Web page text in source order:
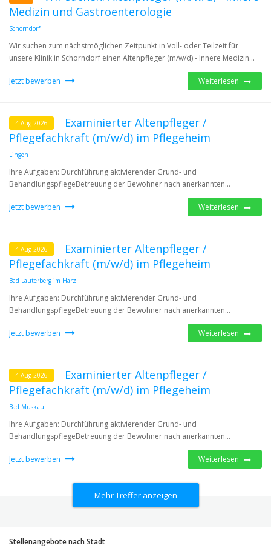
Medizin und Gastroenterologie
Schorndorf
Wir suchen zum nächstmöglichen Zeitpunkt in Voll- oder Teilzeit für
unsere Klinik in Schorndorf einen Altenpfleger (m/w/d) - Innere Medizin...
Jetzt bewerben Weiterlesen
4 Aug 2026
Examinierter Altenpfleger /
Pflegefachkraft (m/w/d) im Pflegeheim
Lingen
Ihre Aufgaben: Durchführung aktivierender Grund- und
BehandlungspflegeBetreuung der Bewohner nach anerkannten...
Jetzt bewerben Weiterlesen
4 Aug 2026
Examinierter Altenpfleger /
Pflegefachkraft (m/w/d) im Pflegeheim
Bad Lauterberg im Harz
Ihre Aufgaben: Durchführung aktivierender Grund- und
BehandlungspflegeBetreuung der Bewohner nach anerkannten...
Jetzt bewerben Weiterlesen
4 Aug 2026
Examinierter Altenpfleger /
Pflegefachkraft (m/w/d) im Pflegeheim
Bad Muskau
Ihre Aufgaben: Durchführung aktivierender Grund- und
BehandlungspflegeBetreuung der Bewohner nach anerkannten...
Jetzt bewerben Weiterlesen
Mehr Treffer anzeigen
Stellenangebote nach Stadt